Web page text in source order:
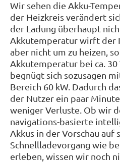
Wir sehen die Akku-
der Heizkreis verändert
der Ladung überhaupt
Akkutemperatur wirft der
aber nicht um zu heizen,
Akkutemperatur bei ca. 30
begnügt sich sozusagen
Bereich 60 kW. Dadurch
der Nutzer ein paar
weniger Verluste. Ob wir
navigations-basierte
Akkus in der Vorschau auf
Schnellladevorgang wie
erleben, wissen wir noch